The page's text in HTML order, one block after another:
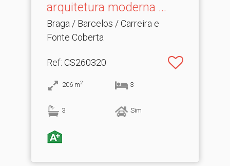
arquitetura moderna .​..
Braga / Barcelos / Carreira e
Fonte Coberta
Ref: CS260320
206 m2 3
3 Sim